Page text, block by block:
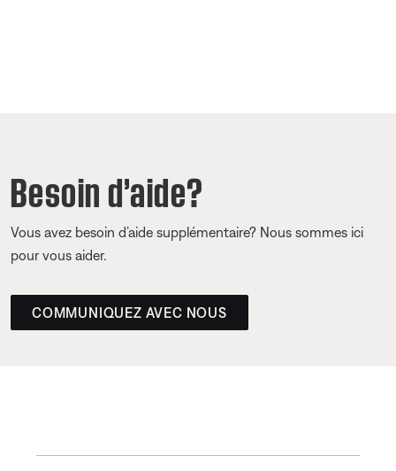
Besoin d’aide?
Vous avez besoin d’aide supplémentaire? Nous sommes ici
pour vous aider.
COMMUNIQUEZ AVEC NOUS